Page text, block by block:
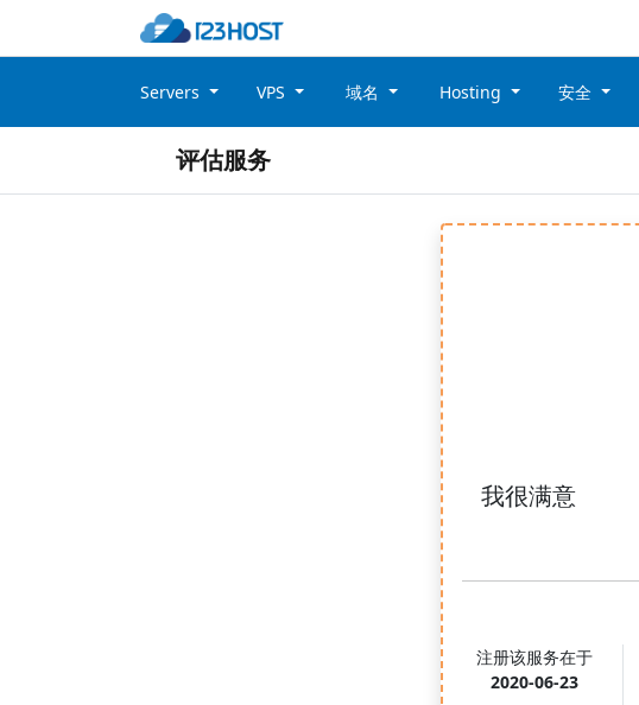
Servers VPS 域名 Hosting 安全
评估服务
我很满意
注册该服务在于
2020-06-23